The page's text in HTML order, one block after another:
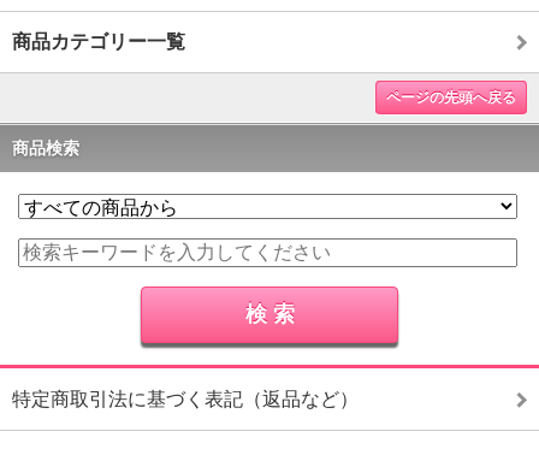
商品カテゴリー一覧
ページの先頭へ戻る
商品検索
特定商取引法に基づく表記（返品など）